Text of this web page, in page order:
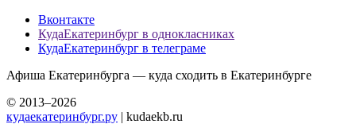
Вконтакте
КудаЕкатеринбург в однокласниках
КудаЕкатеринбург в телеграме
Афиша Екатеринбурга — куда сходить в Екатеринбурге
© 2013–2026
кудаекатеринбург.ру | kudaekb.ru